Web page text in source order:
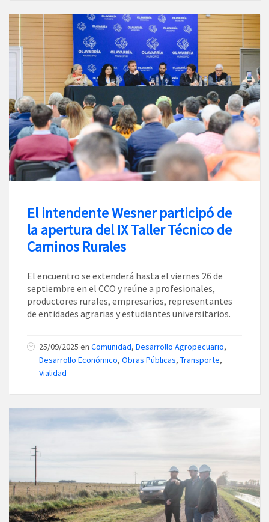
El intendente Wesner participó de
la apertura del IX Taller Técnico de
Caminos Rurales
El encuentro se extenderá hasta el viernes 26 de
septiembre en el CCO y reúne a profesionales,
productores rurales, empresarios, representantes
de entidades agrarias y estudiantes universitarios.
25/09/2025 en Comunidad, Desarrollo Agropecuario,
Desarrollo Económico, Obras Públicas, Transporte,
Vialidad